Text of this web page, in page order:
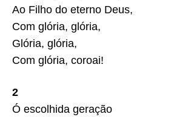
Ao Filho do eterno Deus,
Com glória, glória,
Glória, glória,
Com glória, coroai!
2
Ó escolhida geração